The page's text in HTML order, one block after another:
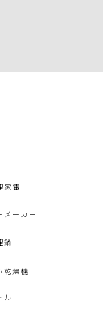
家電
メーカー
鍋
乾燥機
ル